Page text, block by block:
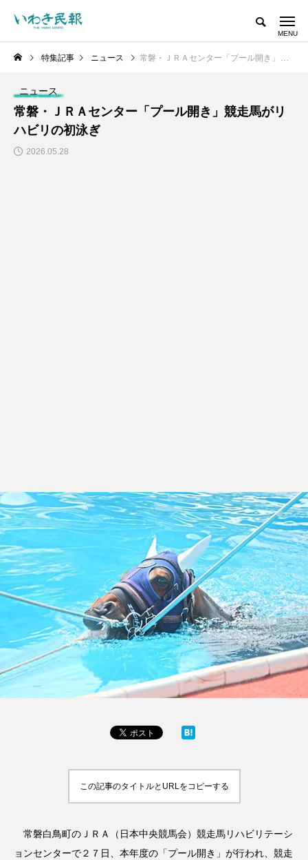
特集記事 ニュース 常磐・ＪＲＡセンター「プール開き」競走馬がリハビリの初泳ぎ
ニュース
常磐・ＪＲＡセンター「プール開き」競走馬がリ
ハビリの初泳ぎ
2026.05.28
この記事のタイトルとURLをコピーする
常磐白鳥町のＪＲＡ（日本中央競馬会）競走馬リハビリテーシ
ョンセンターで２７日、本年度の「プール開き」が行われ、競走